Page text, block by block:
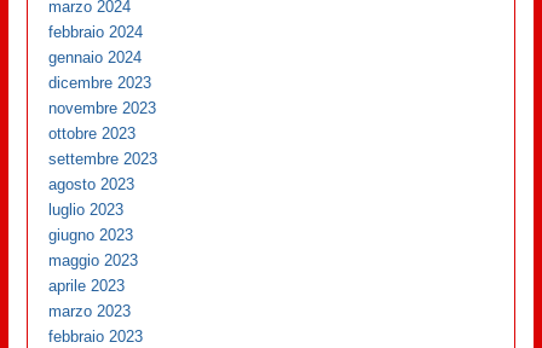
marzo 2024
febbraio 2024
gennaio 2024
dicembre 2023
novembre 2023
ottobre 2023
settembre 2023
agosto 2023
luglio 2023
giugno 2023
maggio 2023
aprile 2023
marzo 2023
febbraio 2023